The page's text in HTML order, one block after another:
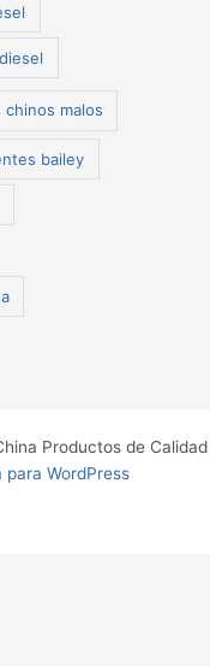
malos
bailey
Productos de Calidad
para WordPress